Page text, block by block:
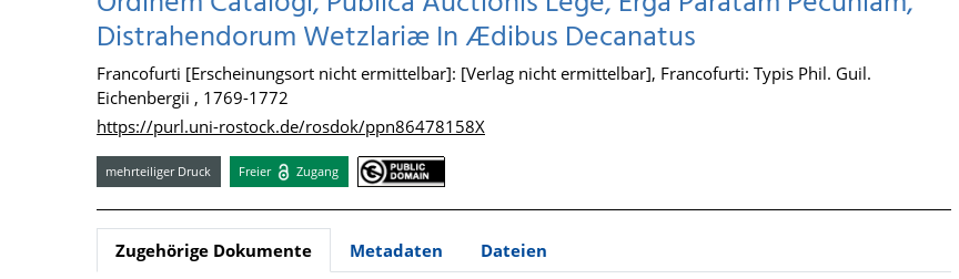
Distrahendorum Wetzlariæ In Ædibus Decanatus
Francofurti [Erscheinungsort nicht ermittelbar]: [Verlag nicht ermittelbar], Francofurti: Typis Phil. Guil.
Eichenbergii , 1769-1772
https://purl.uni-rostock.de/rosdok/ppn86478158X
mehrteiliger Druck Freier Zugang
Zugehörige Dokumente Metadaten Dateien